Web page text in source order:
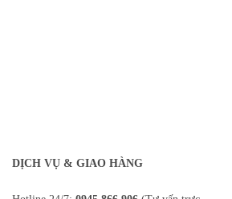
DỊCH VỤ & GIAO HÀNG